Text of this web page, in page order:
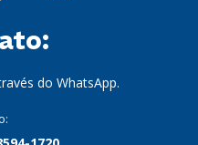
do WhatsApp.